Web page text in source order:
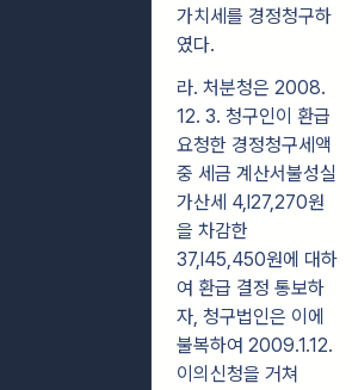
가치세를 경정청구하
였다.
라. 처분청은 2008.
12. 3. 청구인이 환급
요청한 경정청구세액
중 세금 계산서불성실
가산세 4,l27,270원
을 차감한
37,l45,450원에 대하
여 환급 결정 통보하
자, 청구법인은 이에
불복하여 2009.1.12.
이의신청을 거쳐